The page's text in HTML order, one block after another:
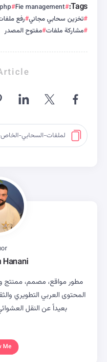
Tags:
Fie management
تخزين سحابي مجاني رفع
مشاركة ملفات مفتوح المصدر
مطور مواقع، مصمم، ممنتج
المحتوى العربي التطويري
بعيداً عن النقل
Me